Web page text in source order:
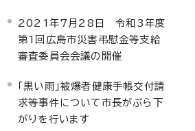
2021年7月28日 令和3年度
第1回広島市災害弔慰金等支給
審査委員会会議の開催
「黒い雨」被爆者健康手帳交付請
求等事件について市長がぶら下
がりを行います